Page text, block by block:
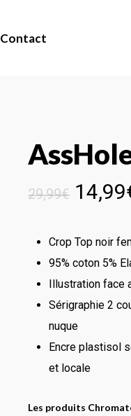
Contact
29,99€ Le
initial
était :
14,99
Crop Top noir
95% coton 5%
Illustration face
Sérigraphie 2
nuque
Encre plastisol
et locale
Les produits